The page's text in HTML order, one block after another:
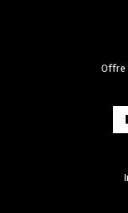
Offre